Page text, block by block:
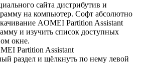
сайта дистрибутив и
на компьютер. Софт абсолютно
и изучить список доступных
окне.
раздел и щёлкнуть по нему левой